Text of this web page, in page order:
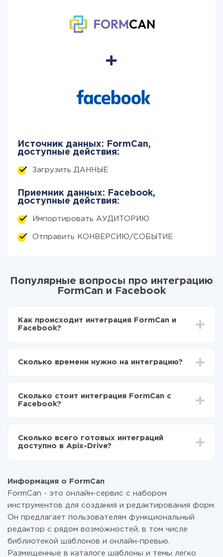
Источник данных: FormCan,
доступные действия:
Загрузить ДАННЫЕ
Приемник данных: Facebook,
доступные действия:
Импортировать АУДИТОРИЮ
Отправить КОНВЕРСИЮ/СОБЫТИЕ
Популярные вопросы про интеграцию
FormCan и Facebook
Как происходит интеграция FormCan и
Facebook?
Выбираете какие данные передавать из FormCan
передаваться из FormCan в Facebook
Сколько времени нужно на интеграцию?
отличаться и составлять от 5-ти до 30-минут. В
среднем настройка занимает 10-15 минут.
Сколько стоит интеграция FormCan с
Facebook?
функционал. Вы оплачиваете только количество
данных, которые по факту передаются из одной
перейти на платный, при необходимости. Подробнее
отарифах .
Сколько всего готовых интеграций
доступно в Apix-Drive?
Информация о FormCan
FormCan - это онлайн-сервис с набором
инструментов для создания и редактирования форм.
Он предлагает пользователям функциональный
редактор с рядом возможностей, в том числе
библиотекой шаблонов и онлайн-превью.
Размещенные в каталоге шаблоны и темы легко